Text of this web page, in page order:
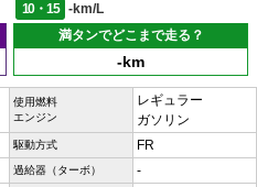
10・15
-km/L
満タンでどこまで走る？
-km
使用燃料
エンジン
レギュラー
ガソリン
駆動方式 FR
過給器（ターボ） -